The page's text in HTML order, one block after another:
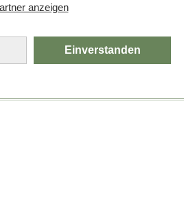
anzeigen
Einverstanden